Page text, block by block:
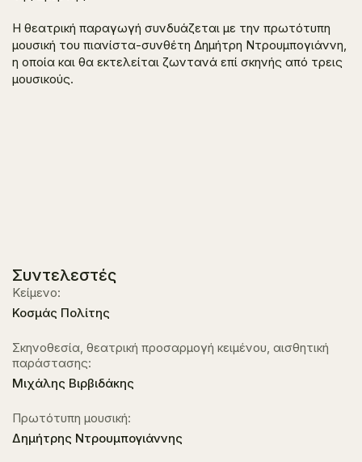
Η θεατρική παραγωγή συνδυάζεται με την πρωτότυπη
μουσική του πιανίστα-συνθέτη Δημήτρη Ντρουμπογιάννη,
η οποία και θα εκτελείται ζωντανά επί σκηνής από τρεις
μουσικούς.
Συντελεστές
Κείμενο:
Κοσμάς Πολίτης
Σκηνοθεσία, θεατρική προσαρμογή κειμένου, αισθητική
παράστασης:
Μιχάλης Βιρβιδάκης
Πρωτότυπη μουσική:
Δημήτρης Ντρουμπογιάννης